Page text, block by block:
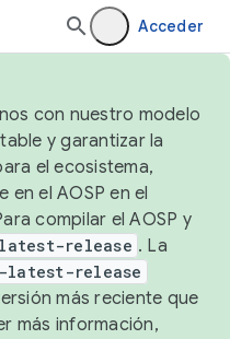
Acceder
con nuestro modelo
y garantizar la
el ecosistema,
el AOSP en el
compilar el AOSP y
release . La
latest-release
más reciente que
más información,